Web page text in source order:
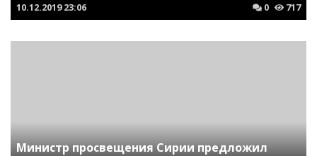
10.12.2019 23:06 0 717
Министр просвещения Сирии предложил